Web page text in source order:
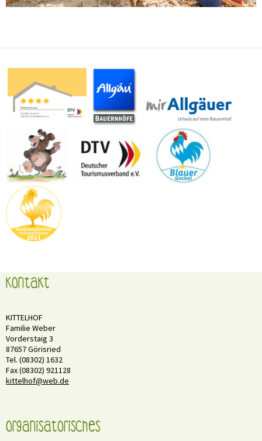
Kontakt
KITTELHOF
Familie Weber
Vorderstaig 3
87657 Görisried
Tel. (08302) 1632
Fax (08302) 921128
kittelhof@web.de
Organisatorisches